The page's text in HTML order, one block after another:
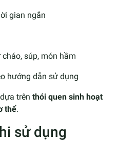
gian ngắn
súp, món hầm
hướng dẫn sử dụng
trên thói quen sinh hoạt
thể.
sử dụng